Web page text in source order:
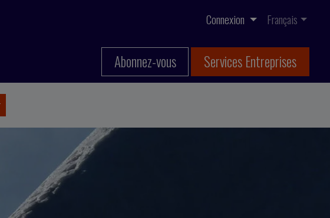
Connexion Français
Abonnez-vous Services Entreprises